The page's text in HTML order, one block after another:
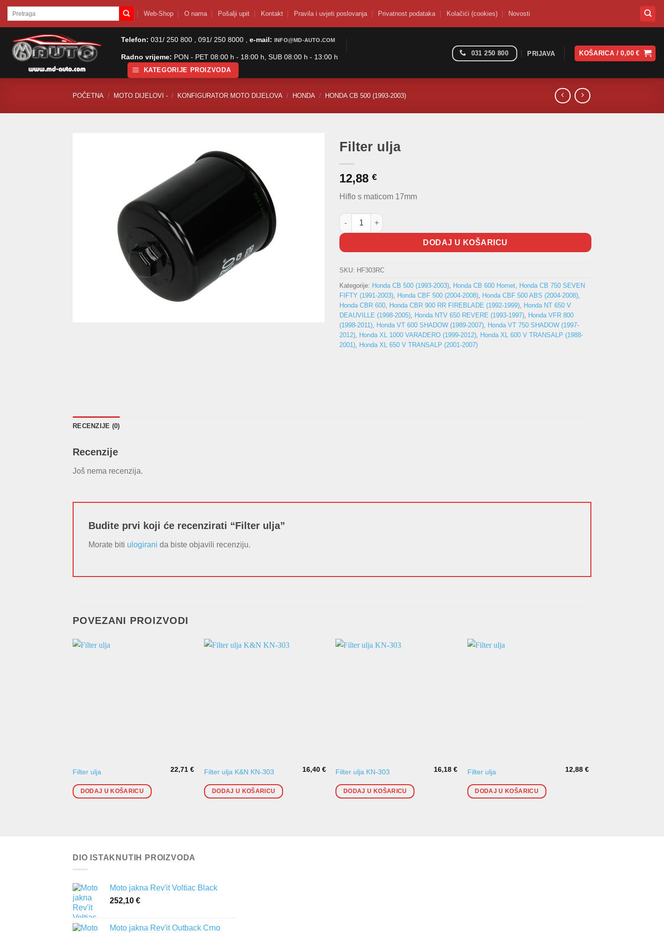
SkipPretraži: Web-Shop O nama Pošalji upit Kontakt Pravila i uvjeti poslovanja Privatnost podataka Kolačići (cookies) Novosti
Telefon: 031/ 250 800 , 091/ 250 8000 , e-mail: INFO@MD-AUTO.COM
Radno vrijeme: PON - PET 08:00 h - 18:00 h, SUB 08:00 h - 13:00 h
KATEGORIJE PROIZVODA
031 250 800 PRIJAVA KOŠARICA /0,00€
POČETNA / MOTO DIJELOVI - / KONFIGURATOR MOTO DIJELOVA / HONDA / HONDA CB 500 (1993-2003)
Filter ulja
12,88 €
Hiflo s maticom 17mm
Filter ulja količina
DODAJ U KOŠARICU
SKU: HF303RC
Kategorije: Honda CB 500 (1993-2003) Honda CB 600 Hornet Honda CB 750 SEVEN
FIFTY (1991-2003) Honda CBF 500 (2004-2008) Honda CBF 500 ABS (2004-2008)
Honda CBR 600 Honda CBR 900 RR FIREBLADE (1992-1999) Honda NT 650 V
DEAUVILLE (1998-2005) Honda NTV 650 REVERE (1993-1997) Honda VFR 800
(1998-2011) Honda VT 600 SHADOW (1989-2007) Honda VT 750 SHADOW (1997-
2012) Honda XL 1000 VARADERO (1999-2012) Honda XL 600 V TRANSALP (1988-
2001) Honda XL 650 V TRANSALP (2001-2007)
RECENZIJE (0)
Recenzije
Još nema recenzija.
Budite prvi koji će recenzirati “Filter ulja”
Morate biti ulogirani da biste objavili recenziju.
POVEZANI PROIZVODI
Filter ulja 22,71€
DODAJ U KOŠARICU
Filter ulja K&N KN-303 16,40 €
DODAJ U KOŠARICU
Filter ulja KN-303 16,18 €
DODAJ U KOŠARICU
Filter ulja 12,88€
DODAJ U KOŠARICU
DIO ISTAKNUTIH PROIZVODA
Moto jakna Rev'it Voltiac Black
252,10 €
Moto jakna Rev'it Outback Crno